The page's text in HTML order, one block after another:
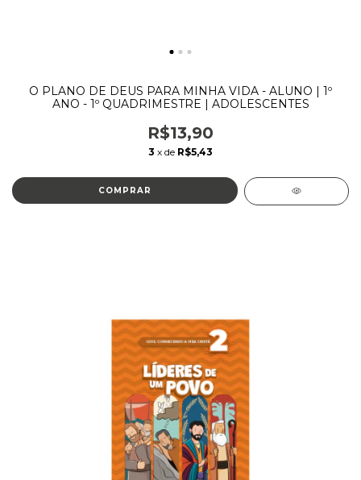
O PLANO DE DEUS PARA MINHA VIDA - ALUNO | 1º
ANO - 1º QUADRIMESTRE | ADOLESCENTES
R$13,90
3 x de R$5,43